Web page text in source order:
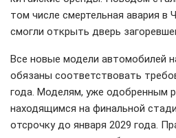
том числе смертельная авария в
смогли открыть дверь
Все новые модели автомобилей
обязаны соответствовать
года. Моделям, уже одобренным
находящимся на финальной
отсрочку до января 2029 года.